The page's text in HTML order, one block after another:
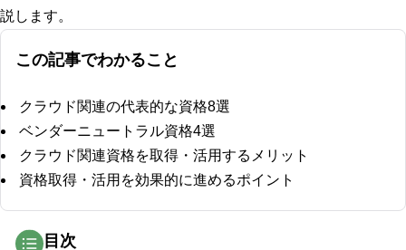
説します。
この記事でわかること
クラウド関連の代表的な資格8選
ベンダーニュートラル資格4選
クラウド関連資格を取得・活用するメリット
資格取得・活用を効果的に進めるポイント
目次